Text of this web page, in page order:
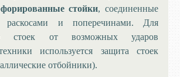
стойки, соединенные
и поперечинами. Для
стоек от возможных ударов
используется защита стоек
отбойники).